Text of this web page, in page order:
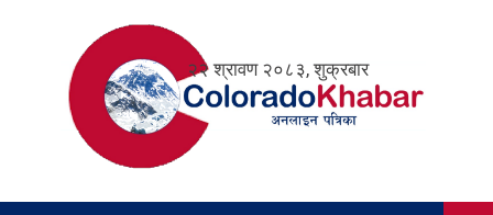
२२ श्रावण २०८३, शुक्रबार